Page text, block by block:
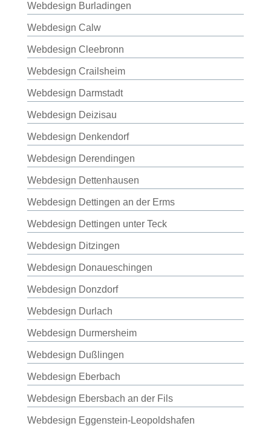
Webdesign Burladingen
Webdesign Calw
Webdesign Cleebronn
Webdesign Crailsheim
Webdesign Darmstadt
Webdesign Deizisau
Webdesign Denkendorf
Webdesign Derendingen
Webdesign Dettenhausen
Webdesign Dettingen an der Erms
Webdesign Dettingen unter Teck
Webdesign Ditzingen
Webdesign Donaueschingen
Webdesign Donzdorf
Webdesign Durlach
Webdesign Durmersheim
Webdesign Dußlingen
Webdesign Eberbach
Webdesign Ebersbach an der Fils
Webdesign Eggenstein-Leopoldshafen